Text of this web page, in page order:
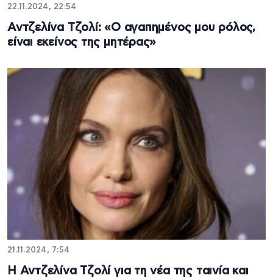
22.11.2024, 22:54
Αντζελίνα Τζολί: «Ο αγαπημένος μου ρόλος,
είναι εκείνος της μητέρας»
21.11.2024, 7:54
Η Αντζελίνα Τζολί για τη νέα της ταινία και